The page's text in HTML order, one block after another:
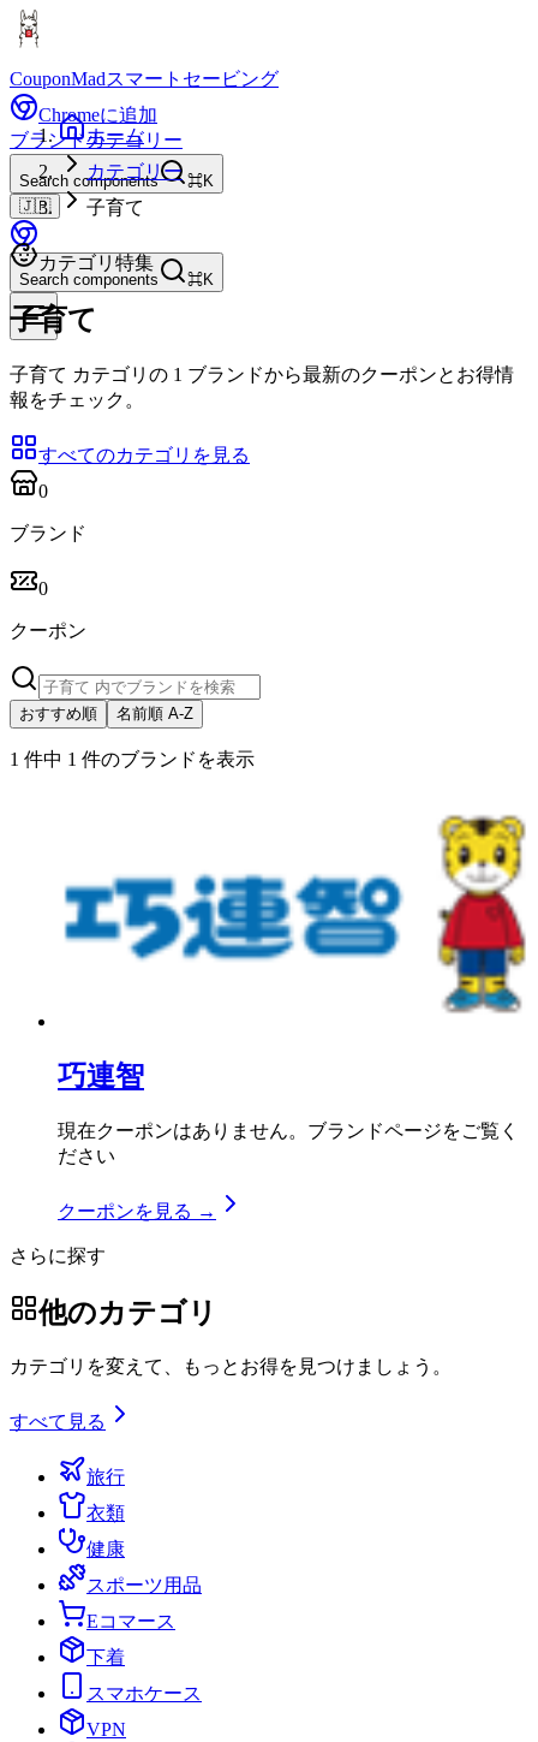
CouponMadスマートセービング
Chromeに追加
ブランドカテゴリー
Search components
⌘K
🇯🇵
Search components ⌘K
ホーム
カテゴリー
子育て
カテゴリ特集
子育て
子育て カテゴリの 1 ブランドから最新のクーポンとお得情
報をチェック。
すべてのカテゴリを見る
0
ブランド
0
クーポン
おすすめ順 名前順 A-Z
1 件中 1 件のブランドを表示
巧連智
現在クーポンはありません。ブランドページをご覧く
ださい
クーポンを見る →
さらに探す
他のカテゴリ
カテゴリを変えて、もっとお得を見つけましょう。
すべて見る
旅行
衣類
健康
スポーツ用品
Eコマース
下着
スマホケース
VPN